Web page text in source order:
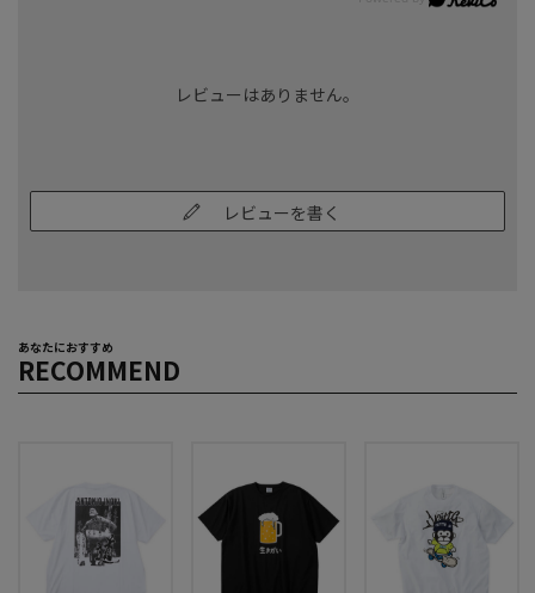
レビューはありません。
レビューを書く
あなたにおすすめ
RECOMMEND